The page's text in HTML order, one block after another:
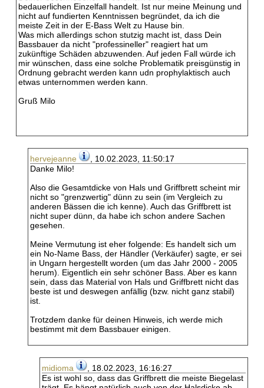
bedauerlichen Einzelfall handelt. Ist nur meine Meinung und
nicht auf fundierten Kenntnissen begründet, da ich die
meiste Zeit in der E-Bass Welt zu Hause bin.
Was mich allerdings schon stutzig macht ist, dass Dein
Bassbauer da nicht "professineller" reagiert hat um
zukünftige Schäden abzuwenden. Auf jeden Fall würde ich
mir wünschen, dass eine solche Problematik preisgünstig in
Ordnung gebracht werden kann udn prophylaktisch auch
etwas unternommen werden kann.
Gruß Milo
hervejeanne
, 10.02.2023, 11:50:17
Danke Milo!
Also die Gesamtdicke von Hals und Griffbrett scheint mir
nicht so "grenzwertig" dünn zu sein (im Vergleich zu
anderen Bässen die ich kenne). Auch das Griffbrett ist
nicht super dünn, da habe ich schon andere Sachen
gesehen.
Meine Vermutung ist eher folgende: Es handelt sich um
ein No-Name Bass, der Händler (Verkäufer) sagte, er sei
in Ungarn hergestellt worden (um das Jahr 2000 - 2005
herum). Eigentlich ein sehr schöner Bass. Aber es kann
sein, dass das Material von Hals und Griffbrett nicht das
beste ist und deswegen anfällig (bzw. nicht ganz stabil)
ist.
Trotzdem danke für deinen Hinweis, ich werde mich
bestimmt mit dem Bassbauer einigen.
midioma
, 18.02.2023, 16:16:27
Es ist wohl so, dass das Griffbrett die meiste Biegelast